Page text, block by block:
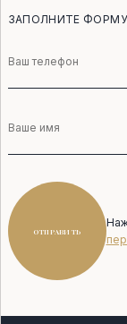
ЗАПОЛНИТЕ
Телефон
Имя
ОТПРАВИТЬ